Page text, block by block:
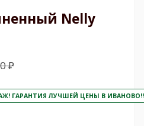
Nelly
₽
ГАРАНТИЯ ЛУЧШЕЙ ЦЕНЫ В